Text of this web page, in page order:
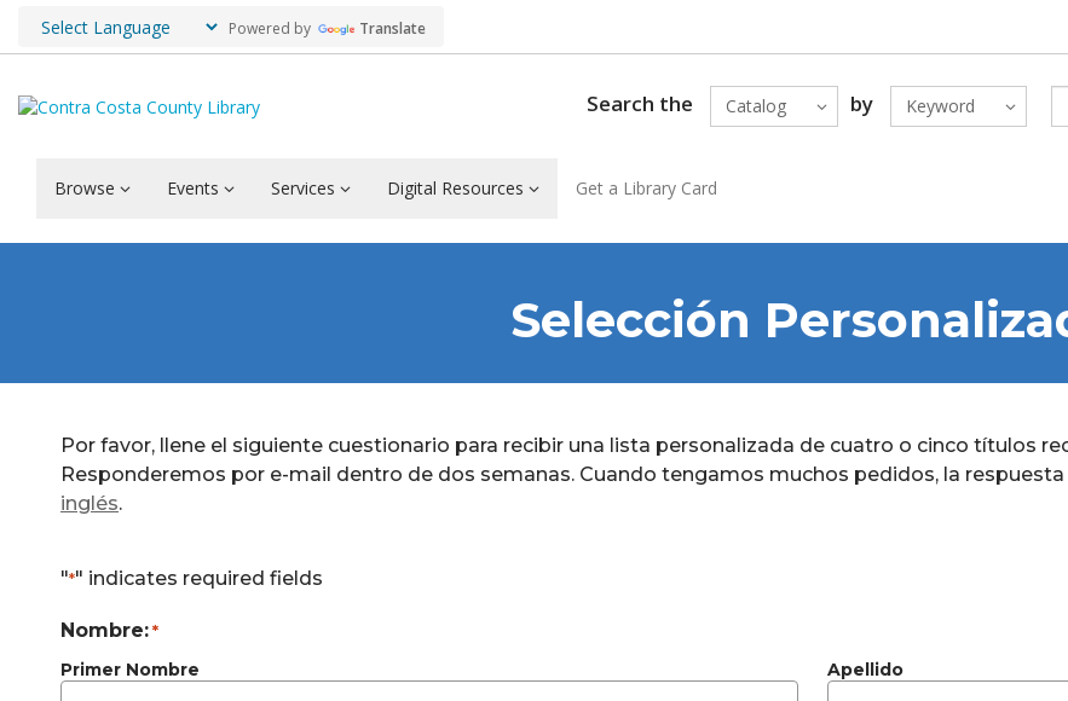
Powered by Translate
Search the Catalog by Keyword
Browse Events Services Digital Resources Get a Library Card
Selección
Por favor, llene el siguiente cuestionario para recibir una lista personalizada de cuatro o cinco títulos
Responderemos por e-mail dentro de dos semanas. Cuando tengamos muchos pedidos, la
inglés.
"*" indicates required fields
Nombre: *
Primer Nombre Apellido